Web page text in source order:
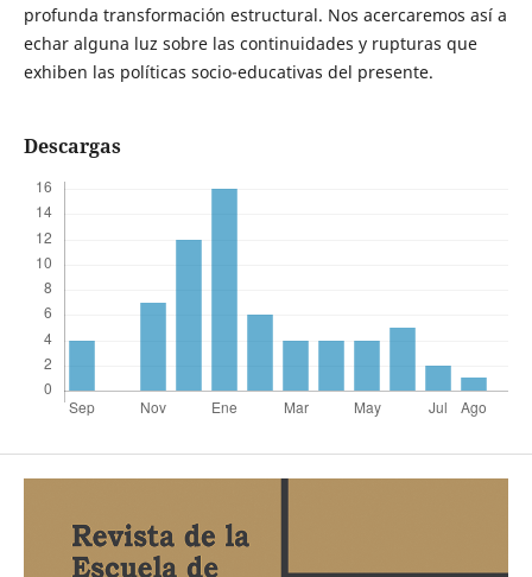
profunda transformación estructural. Nos acercaremos así a
echar alguna luz sobre las continuidades y rupturas que
exhiben las políticas socio-educativas del presente.
Descargas